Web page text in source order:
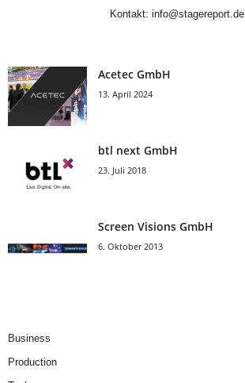
Kontakt: info@stagereport.de
Acetec GmbH
13. April 2024
btl next GmbH
23. Juli 2018
Screen Visions GmbH
6. Oktober 2013
Business
Production